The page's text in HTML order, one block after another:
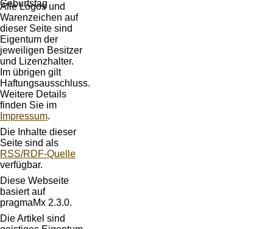
Alle Logos und
Warenzeichen auf
dieser Seite sind
Eigentum der
jeweiligen Besitzer
und Lizenzhalter.
Im übrigen gilt
Haftungsausschluss.
Weitere Details
finden Sie im
Impressum.
Die Inhalte dieser
Seite sind als
RSS/RDF-Quelle
verfügbar.
Diese Webseite
basiert auf
pragmaMx 2.3.0.
Die Artikel sind